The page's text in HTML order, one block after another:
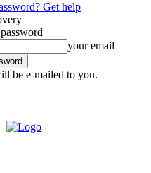
Get help
your email
be e-mailed to you.